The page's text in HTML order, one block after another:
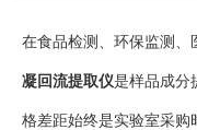
在食品检测、环保监测、
凝回流提取仪是样品成分
格差距始终是实验室采